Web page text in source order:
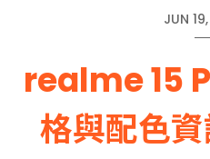
JUN
realme 15
格與配色